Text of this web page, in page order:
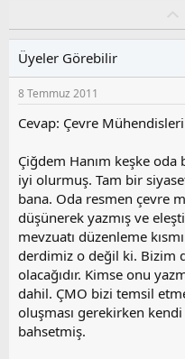
Üyeler Görebilir
8 Temmuz 2011
Cevap: Çevre
Çiğdem Hanım keşke oda
iyi olurmuş. Tam bir
bana. Oda resmen çevre
düşünerek yazmış ve
mevzuatı düzenleme
derdimiz o değil ki. Bizim
olacağıdır. Kimse onu
dahil. ÇMO bizi temsil
oluşması gerekirken kendi
bahsetmiş.